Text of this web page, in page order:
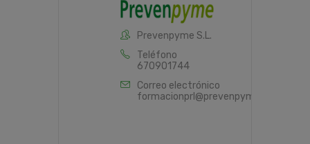
Prevenpyme S.L.
Teléfono
670901744
Correo electrónico
formacionprl@prevenpyme.es